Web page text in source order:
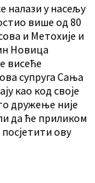
налази у насељу
више од 80
и Метохије и
Новица
висеће
супруга Сања
као код своје
дружење није
да ће приликом
ову